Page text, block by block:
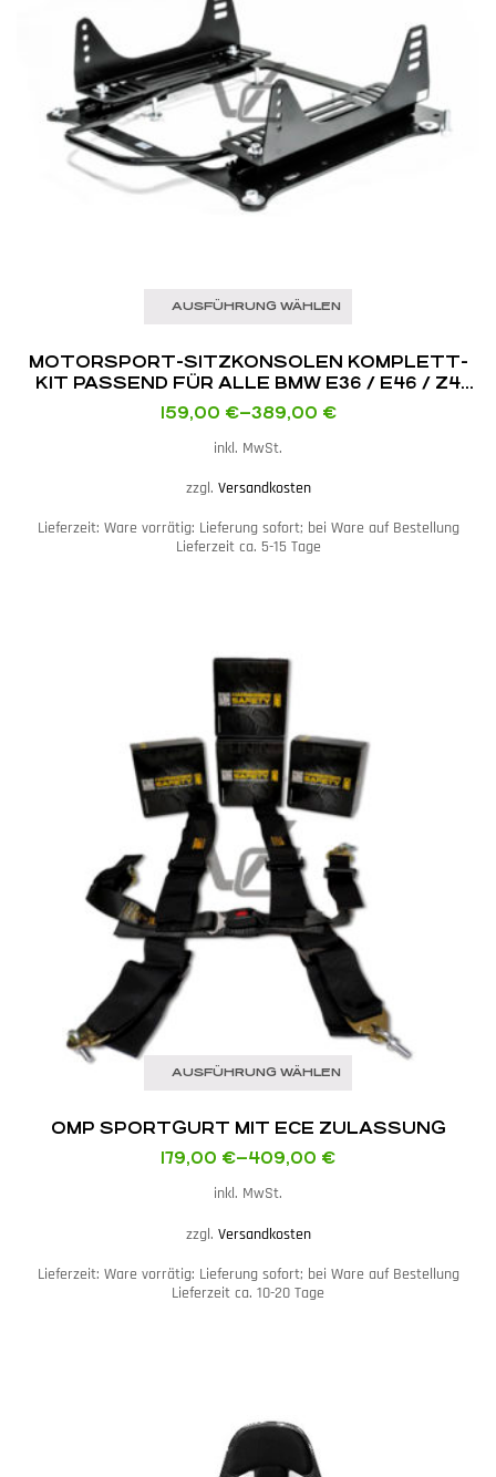
AUSFÜHRUNG WÄHLEN
MOTORSPORT-SITZKONSOLEN KOMPLETT-
KIT PASSEND FÜR ALLE BMW E36 / E46 / Z4
E85 / E86
159,00 €–389,00 €
inkl. MwSt.
zzgl. Versandkosten
Lieferzeit: Ware vorrätig: Lieferung sofort; bei Ware auf Bestellung
Lieferzeit ca. 5-15 Tage
AUSFÜHRUNG WÄHLEN
OMP SPORTGURT MIT ECE ZULASSUNG
179,00 €–409,00 €
inkl. MwSt.
zzgl. Versandkosten
Lieferzeit: Ware vorrätig: Lieferung sofort; bei Ware auf Bestellung
Lieferzeit ca. 10-20 Tage